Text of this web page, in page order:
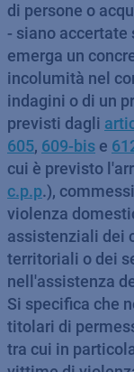
di persone o
- siano accertate
emerga un
incolumità nel
indagini o di un
previsti dagli
605, 609-bis e
cui è previsto
c.p.p.),
violenza
assistenziali dei
territoriali o dei
nell'assistenza
Si specifica che
titolari di
tra cui in